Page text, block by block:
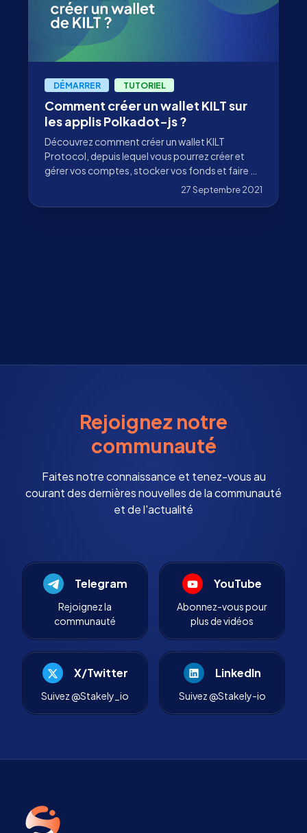
DÉMARRER TUTORIEL
Comment créer un wallet KILT sur
les applis Polkadot-js ?
Découvrez comment créer un wallet KILT
Protocol, depuis lequel vous pourrez créer et
gérer vos comptes, stocker vos fonds et faire du
27 Septembre 2021
Rejoignez notre
communauté
Faites notre connaissance et tenez-vous au
courant des dernières nouvelles de la communauté
et de l'actualité
Telegram
Rejoignez la
communauté
YouTube
Abonnez-vous pour
plus de vidéos
X/Twitter
Suivez @Stakely_io
LinkedIn
Suivez @Stakely-io